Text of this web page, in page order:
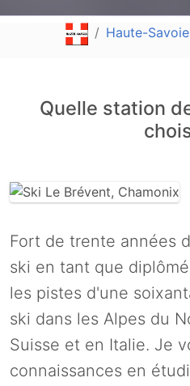
Haute-Savoie
Quelle station
Fort de trente années
ski en tant que
les pistes d'une
ski dans les Alpes du
Suisse et en Italie. Je
connaissances en